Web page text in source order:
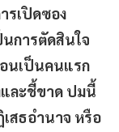
รเปิดซอง
การตัดสินใจ
นเป็นคนแรก
และชี้ขาด ปมนี้
สธอำนาจ หรือ